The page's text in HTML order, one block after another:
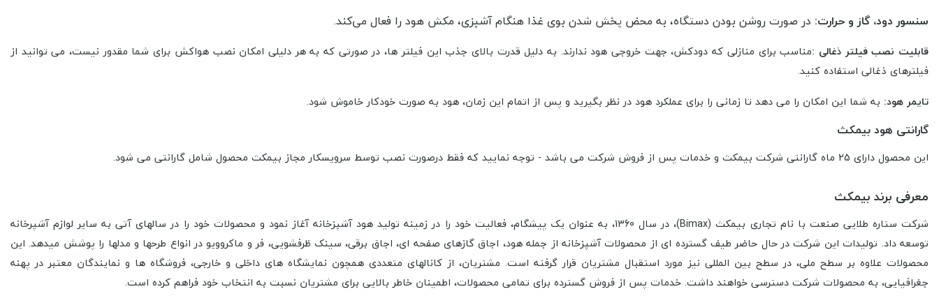
سنسور دود، گاز و حرارت: در صورت روشن بودن دستگاه، به محض پخش شدن بوی غذا هنگام آشپزی، مکش هود را فعال می‌کند.
قابلیت نصب فیلتر ذغالی :مناسب برای منازلی که دودکش، جهت خروجی هود ندارند. به دلیل قدرت بالای جذب این فیلتر ها، در صورتی ‌که به هر دلیلی امکان نصب هواکش برای شما مقدور نیست، می توانید از
فیلترهای ذغالی استفاده کنید.
تایمر هود: به شما این امکان را می دهد تا زمانی را برای عملکرد هود در نظر بگیرید و پس از اتمام این زمان، هود به صورت خودکار خاموش شود.
گارانتی هود بیمکث
این محصول دارای 25 ماه گارانتی شرکت بیمکث و خدمات پس از فروش شرکت می باشد - توجه نمایید که فقط درصورت نصب توسط سرویسکار مجاز بیمکث محصول شامل گارانتی می شود.
معرفی برند بیمکث
شرکت ستاره طلایی صنعت با نام تجاری بیمکث (Bimax)، در سال 1360، به عنوان یک پیشگام، فعالیت خود را در زمینه تولید هود آشپزخانه آغاز نمود و محصولات خود را در سال­های آتی به سایر لوازم آشپرخانه
توسعه داد. تولیدات این شرکت در حال حاضر طیف گسترده­ ای از محصولات آشپزخانه از جمله هود، اجاق گاز­های صفحه ­ای، اجاق برقی، سینک ظرفشویی، فر و ماکروویو در انواع طرح­ها و مدل­ها را پوشش می­دهد. این
محصولات علاوه بر سطح ملی، در سطح بین­ المللی نیز مورد استقبال مشتریان قرار گرفته است. مشتریان، از کانال­های متعددی همچون نمایشگاه ­های داخلی و خارجی، فروشگاه ­ها و نمایندگان معتبر در پهنه
جغرافیایی، به محصولات شرکت دسترسی خواهند داشت. خدمات پس از فروش گسترده برای تمامی محصولات، اطمینان خاطر بالایی برای مشتریان نسبت به انتخاب خود فراهم کرده است.